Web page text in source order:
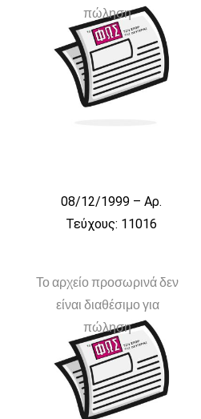
πώληση
08/12/1999 – Αρ.
Τεύχους: 11016
Το αρχείο προσωρινά δεν
είναι διαθέσιμο για
πώληση